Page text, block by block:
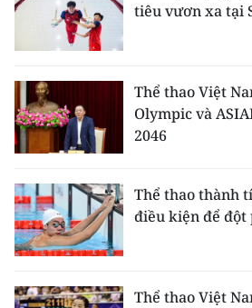
E-Magazine
Video
Media Chính trị
Media Kinh tế
Media Xã hội
Media Pháp luật
Media Du lịch
tiêu vươn xa tại
Thể thao Việt
Olympic và
2046
Thể thao thành
điều kiện để đột
Thể thao Việt